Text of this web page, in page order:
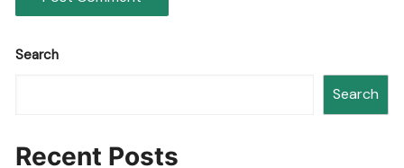
Search
Search
Recent Posts